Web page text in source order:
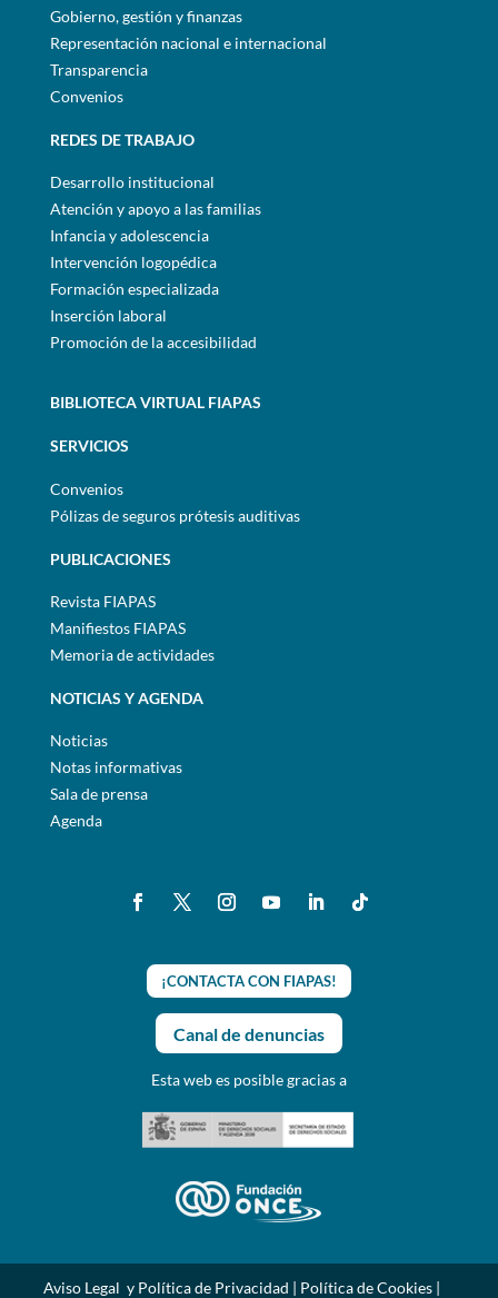
Gobierno, gestión y finanzas
Representación nacional e internacional
Transparencia
Convenios
REDES DE TRABAJO
Desarrollo institucional
Atención y apoyo a las familias
Infancia y adolescencia
Intervención logopédica
Formación especializada
Inserción laboral
Promoción de la accesibilidad
BIBLIOTECA VIRTUAL FIAPAS
SERVICIOS
Convenios
Pólizas de seguros prótesis auditivas
PUBLICACIONES
Revista FIAPAS
Manifiestos FIAPAS
Memoria de actividades
NOTICIAS Y AGENDA
Noticias
Notas informativas
Sala de prensa
Agenda
¡CONTACTA CON FIAPAS!
Canal de denuncias
Esta web es posible gracias a
Aviso Legal y Política de Privacidad | Política de Cookies|